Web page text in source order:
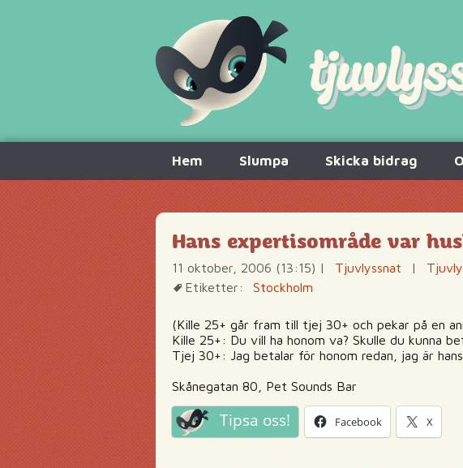
innehåll
Hem Slumpa Skicka bidrag
Hans expertisområde var
11 oktober, 2006 (13:15) | Tjuvlyssnat |
Etiketter:
Stockholm
(Kille 25+ går fram till tjej 30+ och pekar på en
Kille 25+: Du vill ha honom va? Skulle du kunna
Tjej 30+: Jag betalar för honom redan, jag är
Skånegatan 80, Pet Sounds Bar
Tipsa oss! Facebook X